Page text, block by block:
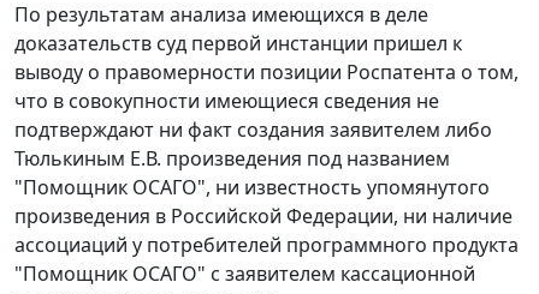
По результатам анализа имеющихся в деле
доказательств суд первой инстанции пришел к
выводу о правомерности позиции Роспатента о том,
что в совокупности имеющиеся сведения не
подтверждают ни факт создания заявителем либо
Тюлькиным Е.В. произведения под названием
"Помощник ОСАГО", ни известность упомянутого
произведения в Российской Федерации, ни наличие
ассоциаций у потребителей программного продукта
"Помощник ОСАГО" с заявителем кассационной